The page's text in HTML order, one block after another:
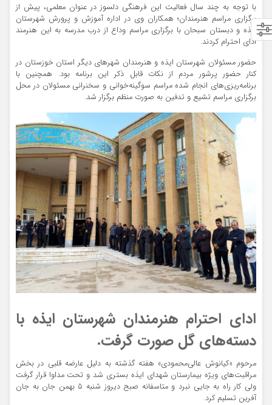
با توجه به چند سال فعالیت این فرهنگی دلسوز در عنوان معلمی، پیش از
برگزاری مراسم هنرمندان؛ همکاران وی در اداره آموزش و پرورش شهرستان
ایذه و دبستان سبحان با برگزاری مراسم وداع از درب مدرسه به این هنرمند
ادای احترام کردند.
حضور مسئولان شهرستان ایذه و هنرمندان شهرهای دیگر استان خوزستان در
کنار حضور پرشور مردم از نکات قابل ذکر این برنامه بود. همچنین با
برنامه‌ریزی‌های انجام شده مراسم سوگینه‌خوانی و سخنرانی مسئولان در محل
برگزاری مراسم تشیع و تدفین به صورت منظم برگزار شد.
ادای احترام هنرمندان شهرستان ایذه با
دسته‌های گل صورت گرفت.
مرحوم «کیانوش عالی‌محمودی» هفته گذشته به دلیل عارضه قلبی در بخش
مراقبت‌های ویژه بیمارستان شهدای ایذه بستری شد و تحت مداوا قرار گرفت
ولی کار راه به جایی نبرد و متاسفانه صبح دیروز شنبه 5 بهمن جان به جان
آفرین تسلیم کرد.